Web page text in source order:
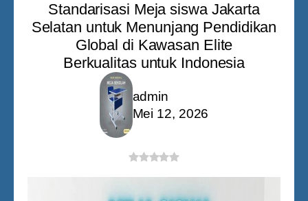
Standarisasi Meja siswa Jakarta
Selatan untuk Menunjang Pendidikan
Global di Kawasan Elite
Berkualitas untuk Indonesia
admin
Mei 12, 2026